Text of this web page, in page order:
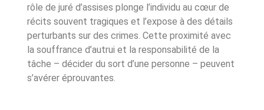
rôle de juré d’assises plonge l’individu au cœur de
récits souvent tragiques et l’expose à des détails
perturbants sur des crimes. Cette proximité avec
la souffrance d’autrui et la responsabilité de la
tâche – décider du sort d’une personne – peuvent
s’avérer éprouvantes.